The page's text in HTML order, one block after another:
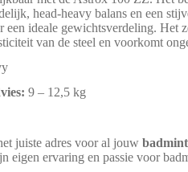
head-heavy balans en een
ideale gewichtsverdeling.
van de steel en voorkomt
9 – 12,5 kg
juiste adres voor al jouw
ervaring en passie voor